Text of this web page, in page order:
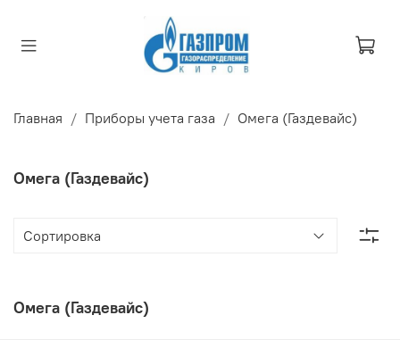
Главная Приборы учета газа Омега (Газдевайс)
Омега (Газдевайс)
Омега (Газдевайс)